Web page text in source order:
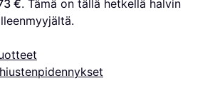
€. Tämä on tällä hetkellä halvin